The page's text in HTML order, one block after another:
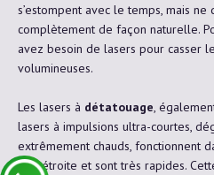
s’estompent avec le temps, mais ne
complètement de façon naturelle.
avez besoin de lasers pour casser
volumineuses.
Les lasers à détatouage,
lasers à impulsions ultra-courtes,
extrêmement chauds, fonctionnent
très étroite et sont très rapides.